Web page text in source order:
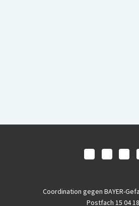
Coordination gegen BAYER-
Postfach 15 04 18